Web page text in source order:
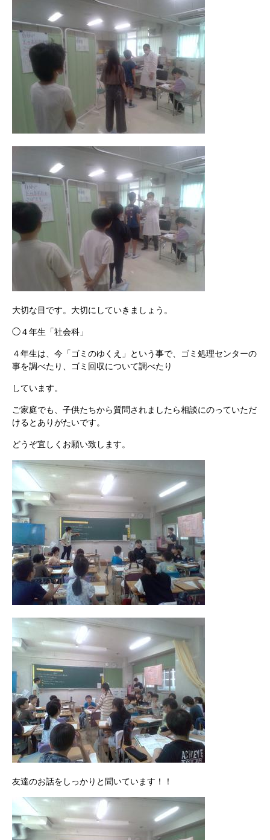
大切な目です。大切にしていきましょう。
◯４年生「社会科」
４年生は、今「ゴミのゆくえ」という事で、ゴミ処理センターの
事を調べたり、ゴミ回収について調べたり
しています。
ご家庭でも、子供たちから質問されましたら相談にのっていただ
けるとありがたいです。
どうぞ宜しくお願い致します。
友達のお話をしっかりと聞いています！！